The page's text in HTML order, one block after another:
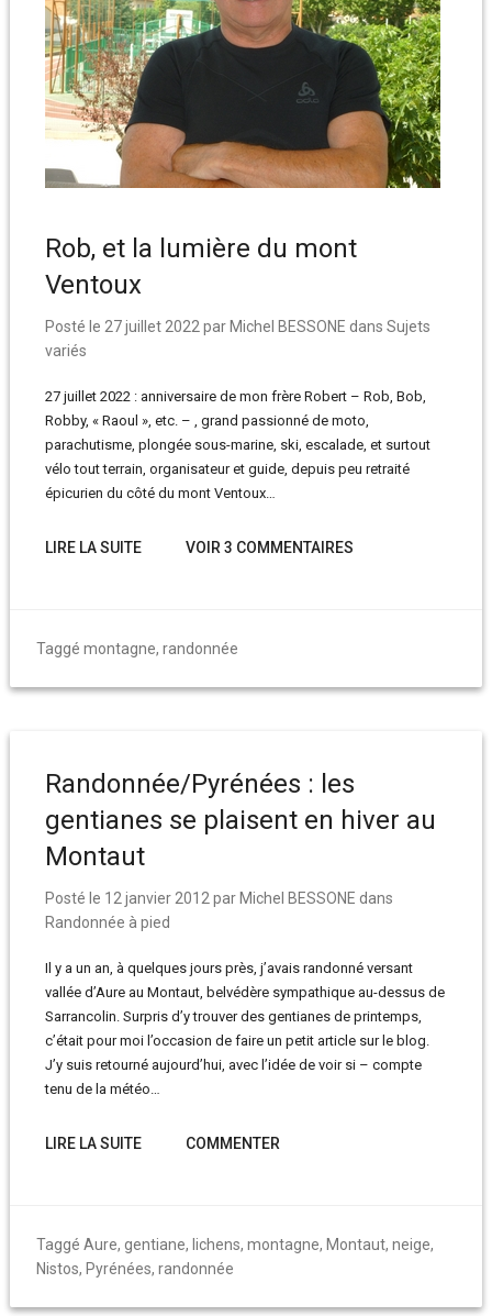
Rob, et la lumière du mont
Ventoux
Posté le 27 juillet 2022 par Michel BESSONE dans Sujets
variés
27 juillet 2022 : anniversaire de mon frère Robert – Rob, Bob,
Robby, « Raoul », etc. – , grand passionné de moto,
parachutisme, plongée sous-marine, ski, escalade, et surtout
vélo tout terrain, organisateur et guide, depuis peu retraité
épicurien du côté du mont Ventoux…
LIRE LA SUITE VOIR 3 COMMENTAIRES
Taggé montagne, randonnée
Randonnée/Pyrénées : les
gentianes se plaisent en hiver au
Montaut
Posté le 12 janvier 2012 par Michel BESSONE dans
Randonnée à pied
Il y a un an, à quelques jours près, j’avais randonné versant
vallée d’Aure au Montaut, belvédère sympathique au-dessus de
Sarrancolin. Surpris d’y trouver des gentianes de printemps,
c’était pour moi l’occasion de faire un petit article sur le blog.
J’y suis retourné aujourd’hui, avec l’idée de voir si – compte
tenu de la météo…
LIRE LA SUITE COMMENTER
Taggé Aure, gentiane, lichens, montagne, Montaut, neige,
Nistos, Pyrénées, randonnée